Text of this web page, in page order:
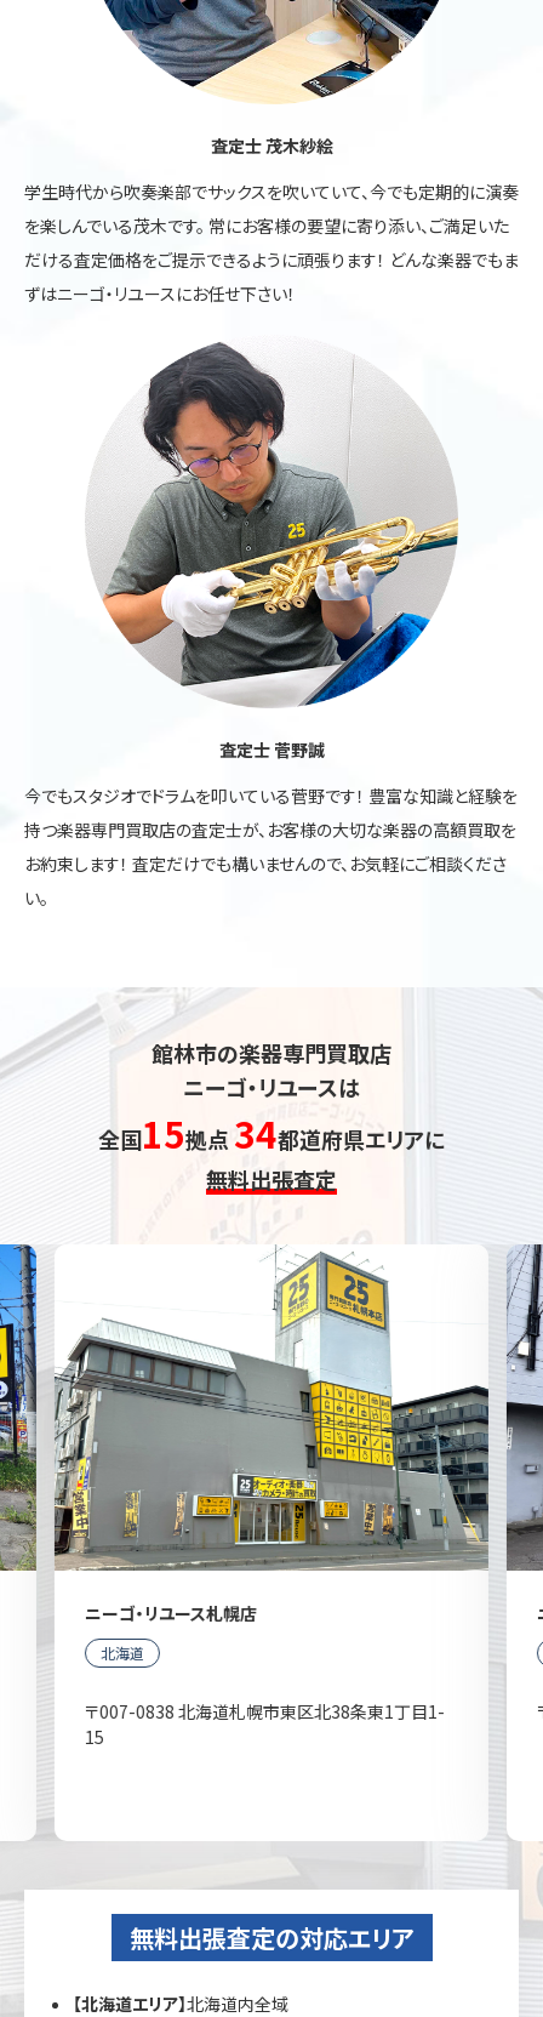
査定士 茂木紗絵
学生時代から吹奏楽部でサックスを吹いていて、今でも定期的に演奏
を楽しんでいる茂木です。 常にお客様の要望に寄り添い、ご満足いた
だける査定価格をご提示できるように頑張ります！ どんな楽器でもま
ずはニーゴ・リユースにお任せ下さい！
査定士 菅野誠
今でもスタジオでドラムを叩いている菅野です！ 豊富な知識と経験を
持つ楽器専門買取店の査定士が、お客様の大切な楽器の高額買取を
お約束します！ 査定だけでも構いませんので、お気軽にご相談くださ
い。
館林市の楽器専門買取店
ニーゴ・リユースは
全国15拠点 34都道府県エリアに
無料出張査定
ニーゴ・リユース札幌店
北海道
〒007-0838 北海道札幌市東区北38条東1丁目1-
15
無料出張査定の対応エリア
【北海道エリア】北海道内全域